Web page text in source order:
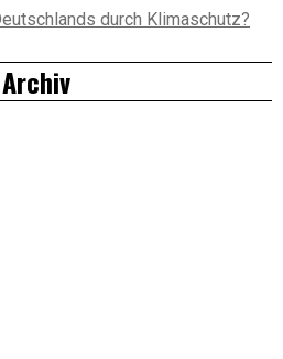
durch Klimaschutz?
Archiv